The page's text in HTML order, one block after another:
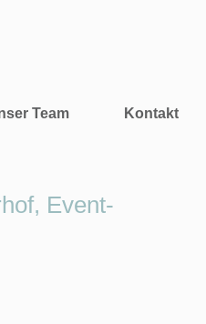
Team Kontakt
Event-